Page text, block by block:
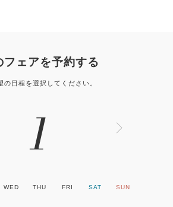
フェアを予約する
の日程を選択してください。
1
WED THU FRI SAT SUN